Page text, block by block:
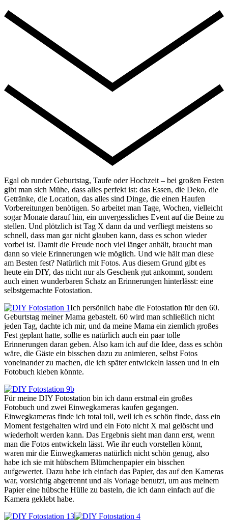
Egal ob runder Geburtstag, Taufe oder Hochzeit – bei großen Festen
gibt man sich Mühe, dass alles perfekt ist: das Essen, die Deko, die
Getränke, die Location, das alles sind Dinge, die einen Haufen
Vorbereitungen benötigen. So arbeitet man Tage, Wochen, vielleicht
sogar Monate darauf hin, ein unvergessliches Event auf die Beine zu
stellen. Und plötzlich ist Tag X dann da und verfliegt meistens so
schnell, dass man gar nicht glauben kann, dass es schon wieder
vorbei ist. Damit die Freude noch viel länger anhält, braucht man
dann so viele Erinnerungen wie möglich. Und wie hält man diese
am Besten fest? Natürlich mit Fotos. Aus diesem Grund gibt es
heute ein DIY, das nicht nur als Geschenk gut ankommt, sondern
auch einen wunderbaren Schatz an Erinnerungen hinterlässt: eine
selbstgemachte Fotostation.
Ich persönlich habe die Fotostation für den 60.
Geburtstag meiner Mama gebastelt. 60 wird man schließlich nicht
jeden Tag, dachte ich mir, und da meine Mama ein ziemlich großes
Fest geplant hatte, sollte es natürlich auch ein paar tolle
Erinnerungen daran geben. Also kam ich auf die Idee, dass es schön
wäre, die Gäste ein bisschen dazu zu animieren, selbst Fotos
voneinander zu machen, die ich später entwickeln lassen und in ein
Fotobuch kleben könnte.
Für meine DIY Fotostation bin ich dann erstmal ein großes
Fotobuch und zwei Einwegkameras kaufen gegangen.
Einwegkameras finde ich total toll, weil ich es schön finde, dass ein
Moment festgehalten wird und ein Foto nicht X mal gelöscht und
wiederholt werden kann. Das Ergebnis sieht man dann erst, wenn
man die Fotos entwickeln lässt. Wie ihr euch vorstellen könnt,
waren mir die Einwegkameras natürlich nicht schön genug, also
habe ich sie mit hübschem Blümchenpapier ein bisschen
aufgewertet. Dazu habe ich einfach das Papier, das auf den Kameras
war, vorsichtig abgetrennt und als Vorlage benutzt, um aus meinem
Papier eine hübsche Hülle zu basteln, die ich dann einfach auf die
Kamera geklebt habe.